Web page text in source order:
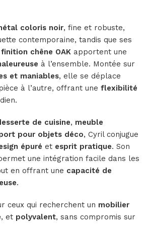
coloris noir, fine et robuste,
contemporaine, tandis que ses
chêne OAK apportent une
à l’ensemble. Montée sur
et maniables, elle se déplace
à l’autre, offrant une flexibilité
de cuisine, meuble
pour objets déco, Cyril conjugue
épuré et esprit pratique. Son
une intégration facile dans les
en offrant une capacité de
.
ceux qui recherchent un mobilier
, et polyvalent, sans compromis sur